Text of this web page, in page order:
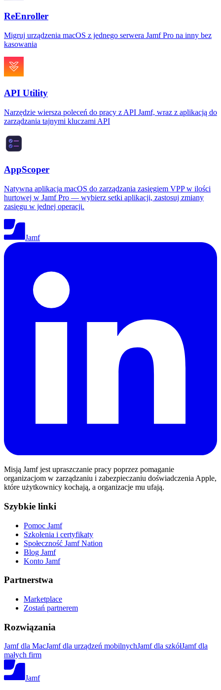
ReEnroller
Migruj urządzenia macOS z jednego serwera Jamf Pro na inny bez
kasowania
API Utility
Narzędzie wiersza poleceń do pracy z API Jamf, wraz z aplikacją do
zarządzania tajnymi kluczami API
AppScoper
Natywna aplikacja macOS do zarządzania zasięgiem VPP w ilości
hurtowej w Jamf Pro — wybierz setki aplikacji, zastosuj zmiany
zasięgu w jednej operacji.
Jamf
Misją Jamf jest upraszczanie pracy poprzez pomaganie
organizacjom w zarządzaniu i zabezpieczaniu doświadczenia Apple,
które użytkownicy kochają, a organizacje mu ufają.
Szybkie linki
Pomoc Jamf
Szkolenia i certyfikaty
Społeczność Jamf Nation
Blog Jamf
Konto Jamf
Partnerstwa
Marketplace
Zostań partnerem
Rozwiązania
Jamf dla MacJamf dla urządzeń mobilnychJamf dla szkółJamf dla
małych firm
Jamf